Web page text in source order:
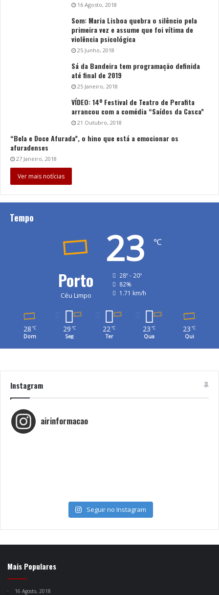
16 Agosto, 2018
Som: Maria Lisboa quebra o silêncio pela
primeira vez e assume que foi vítima de
violência psicológica
25 Junho, 2018
Sá da Bandeira tem programação definida
até final de 2019
25 Janeiro, 2018
VÍDEO: 14º Festival de Teatro de Perafita
arrancou com a comédia “Saídos da Casca”
21 Outubro, 2018
“Bela e Doce Afurada”, o hino que está a emocionar os
afuradenses
27 Janeiro, 2018
Ver mais notícias
Tempo
Porto
Céu Limpo
23 ℃
28º - 20º
82%
1.71 km/h
28 ℃
Dom
29 ℃
Seg
22℃
Ter
23 ℃
Qua
23 ℃
Qui
Instagram
airinformacao
Seguir no Instagram
Mais Populares
16 Agosto, 2018